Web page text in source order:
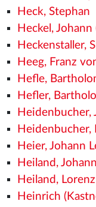
Heck, Stephan
Heckel, Johann
Heckenstaller,
Heeg, Franz
Hefle,
Hefler,
Heidenbucher,
Heidenbucher,
Heier, Johann
Heiland,
Heiland, Lorenz
Heinrich